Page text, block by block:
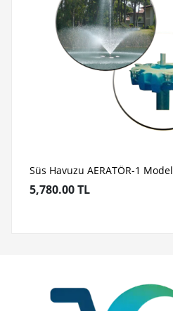
Süs Havuzu AERATÖR-1 Model
5,780.00 TL